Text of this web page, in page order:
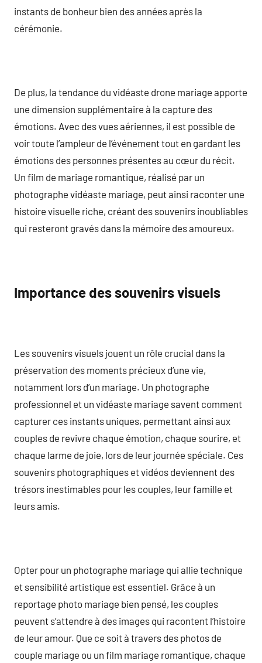
instants de bonheur bien des années après la
cérémonie.
De plus, la tendance du vidéaste drone mariage apporte
une dimension supplémentaire à la capture des
émotions. Avec des vues aériennes, il est possible de
voir toute l’ampleur de l’événement tout en gardant les
émotions des personnes présentes au cœur du récit.
Un film de mariage romantique, réalisé par un
photographe vidéaste mariage, peut ainsi raconter une
histoire visuelle riche, créant des souvenirs inoubliables
qui resteront gravés dans la mémoire des amoureux.
Importance des souvenirs visuels
Les souvenirs visuels jouent un rôle crucial dans la
préservation des moments précieux d’une vie,
notamment lors d’un mariage. Un photographe
professionnel et un vidéaste mariage savent comment
capturer ces instants uniques, permettant ainsi aux
couples de revivre chaque émotion, chaque sourire, et
chaque larme de joie, lors de leur journée spéciale. Ces
souvenirs photographiques et vidéos deviennent des
trésors inestimables pour les couples, leur famille et
leurs amis.
Opter pour un photographe mariage qui allie technique
et sensibilité artistique est essentiel. Grâce à un
reportage photo mariage bien pensé, les couples
peuvent s’attendre à des images qui racontent l’histoire
de leur amour. Que ce soit à travers des photos de
couple mariage ou un film mariage romantique, chaque